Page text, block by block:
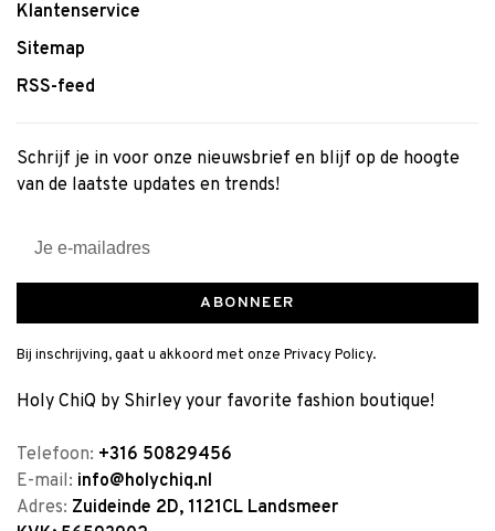
Klantenservice
Sitemap
RSS-feed
Schrijf je in voor onze nieuwsbrief en blijf op de hoogte
van de laatste updates en trends!
ABONNEER
Bij inschrijving, gaat u akkoord met onze Privacy Policy.
Holy ChiQ by Shirley your favorite fashion boutique!
Telefoon: +316 50829456
E-mail: info@holychiq.nl
Adres: Zuideinde 2D, 1121CL Landsmeer